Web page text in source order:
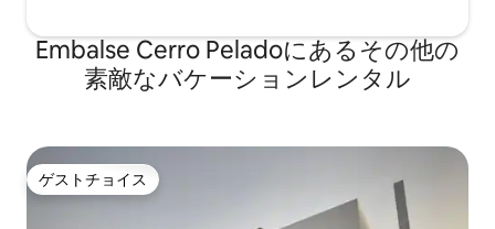
Embalse Cerro Peladoにあるその他の
素敵なバケーションレンタル
ゲストチョイス
ゲストチョイス